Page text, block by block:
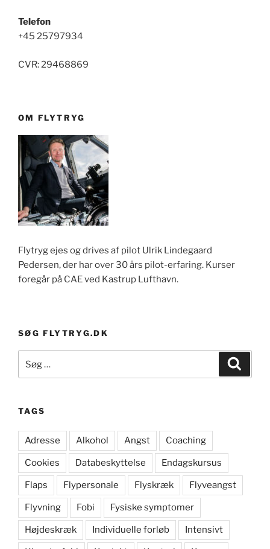
Telefon
+45 25797934
CVR: 29468869
OM FLYTRYG
Flytryg ejes og drives af pilot Ulrik Lindegaard
Pedersen, der har over 30 års pilot-erfaring. Kurser
foregår på CAE ved Kastrup Lufthavn.
SØG FLYTRYG.DK
efter:
TAGS
Adresse Alkohol Angst Coaching
Cookies Databeskyttelse Endagskursus
Flaps Flypersonale Flyskræk Flyveangst
Flyvning Fobi Fysiske symptomer
Højdeskræk Individuelle forløb Intensivt